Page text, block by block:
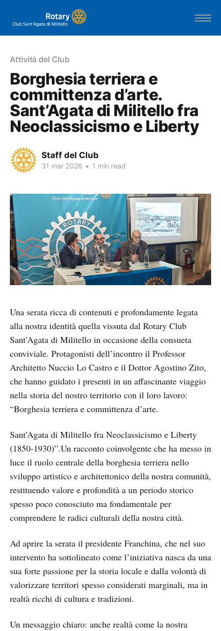
Attività del Club
Borghesia terriera e
committenza d’arte.
Sant’Agata di Militello fra
Neoclassicismo e Liberty
Staff del Club
31 mar 2026 • 1 min read
Una serata ricca di contenuti e profondamente legata
alla nostra identità quella vissuta dal Rotary Club
Sant’Agata di Militello in occasione della consueta
conviviale. Protagonisti dell’incontro il Professor
Architetto Nuccio Lo Castro e il Dottor Agostino Zito,
che hanno guidato i presenti in un affascinante viaggio
nella storia del nostro territorio con il loro lavoro:
“Borghesia terriera e committenza d’arte.
Sant’Agata di Militello fra Neoclassicismo e Liberty
(1850-1930)”.Un racconto coinvolgente che ha messo in
luce il ruolo centrale della borghesia terriera nello
sviluppo artistico e architettonico della nostra comunità,
restituendo valore e profondità a un periodo storico
spesso poco conosciuto ma fondamentale per
comprendere le radici culturali della nostra città.
Ad aprire la serata il presidente Franchina, che nel suo
intervento ha sottolineato come l’iniziativa nasca da una
sua forte passione per la storia locale e dalla volontà di
valorizzare territori spesso considerati marginali, ma in
realtà ricchi di cultura e tradizioni.
Un messaggio chiaro: anche realtà come la nostra